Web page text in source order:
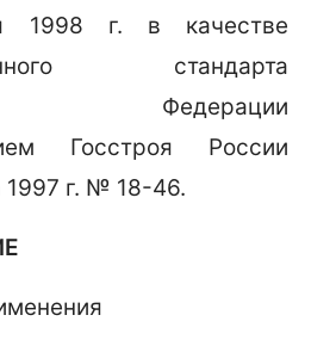
1998 г. в качестве
стандарта
Федерации
Госстроя России
1997 г. № 18-46.